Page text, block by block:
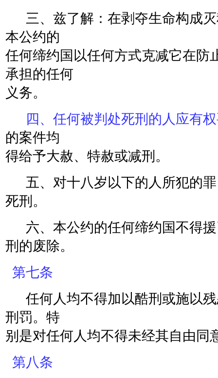
三、兹了解：在剥夺生命构成灭
本公约的
任何缔约国以任何方式克减它在防
承担的任何
义务。
四、任何被判处死刑的人应有
的案件均
得给予大赦、特赦或减刑。
五、对十八岁以下的人所犯的罪
死刑。
六、本公约的任何缔约国不得援
刑的废除。
第七条
任何人均不得加以酷刑或施以残
刑罚。特
别是对任何人均不得未经其自由
第八条